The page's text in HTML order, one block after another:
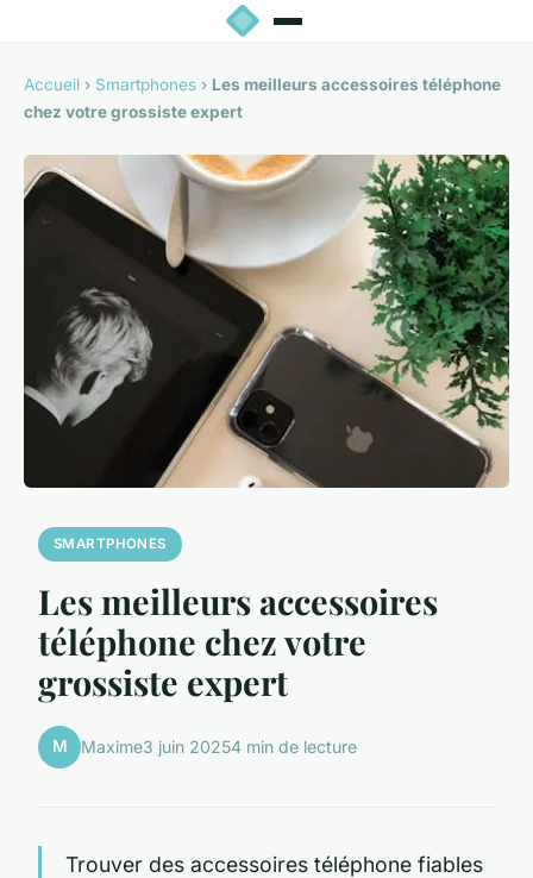
Accueil › Smartphones › Les meilleurs accessoires téléphone
chez votre grossiste expert
SMARTPHONES
Les meilleurs accessoires
téléphone chez votre
grossiste expert
M Maxime3 juin 20254 min de lecture
Trouver des accessoires téléphone fiables